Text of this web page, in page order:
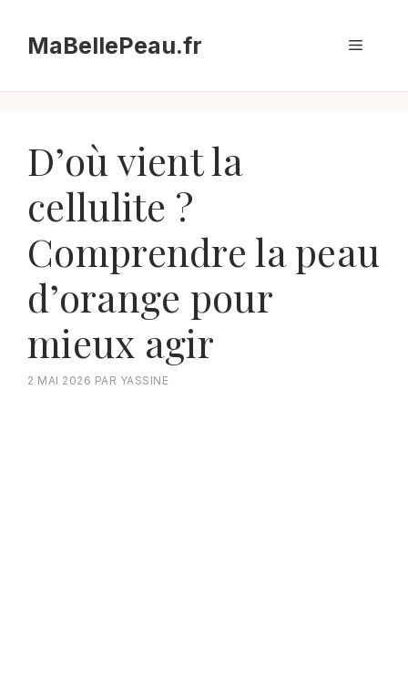
contenuMaBellePeau.fr Menu
D’où vient la
cellulite ?
Comprendre la peau
d’orange pour
mieux agir
2 MAI 2026 PAR YASSINE